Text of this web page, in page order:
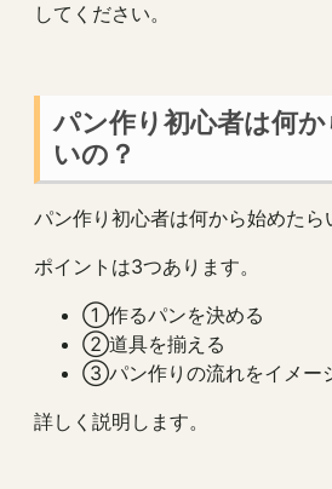
してください。
パン作り初心者は何
いの？
パン作り初心者は何から始めたら
ポイントは3つあります。
①作るパンを決める
②道具を揃える
③パン作りの流れをイメー
詳しく説明します。